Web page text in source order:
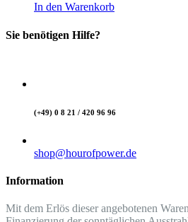
In den Warenkorb
Sie benötigen Hilfe?
(+49) 0 8 21 / 420 96 96
shop@hourofpower.de
Information
Mit dem Erlös dieser angebotenen